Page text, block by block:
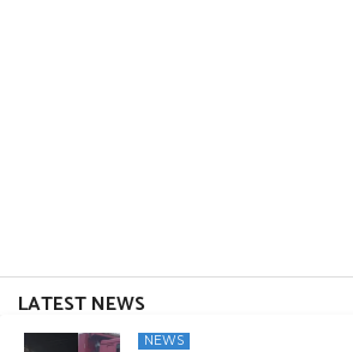
LATEST NEWS
NEWS